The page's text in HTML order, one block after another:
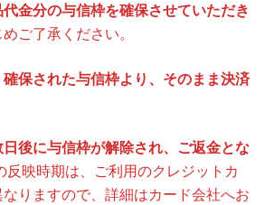
金分の与信枠を確保させていただき
ご了承ください。
保された与信枠より、そのまま決済
後に与信枠が解除され、ご返金とな
反映時期は、ご利用のクレジットカ
りますので、詳細はカード会社へお